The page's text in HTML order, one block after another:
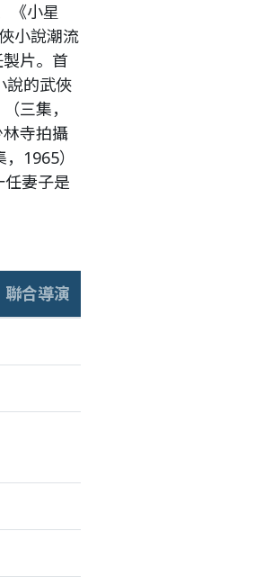
《小星
小說潮流
片。首
說的武俠
三集，
寺拍攝
1965）
妻子是
聯合導演